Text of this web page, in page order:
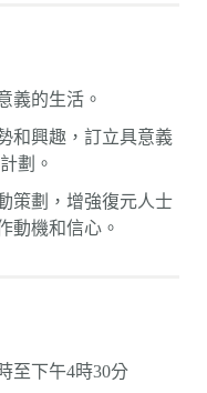
義的生活。
和興趣，訂立具意義
劃。
策劃，增強復元人士
動機和信心。
至下午4時30分